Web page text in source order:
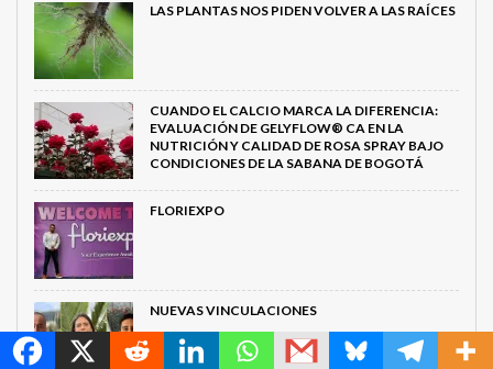
LAS PLANTAS NOS PIDEN VOLVER A LAS RAÍCES
CUANDO EL CALCIO MARCA LA DIFERENCIA:
EVALUACIÓN DE GELYFLOW® CA EN LA
NUTRICIÓN Y CALIDAD DE ROSA SPRAY BAJO
CONDICIONES DE LA SABANA DE BOGOTÁ
FLORIEXPO
NUEVAS VINCULACIONES
MetroChat